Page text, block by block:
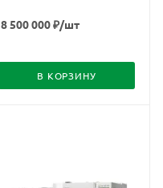
8 500 000₽/шт
В КОРЗИНУ